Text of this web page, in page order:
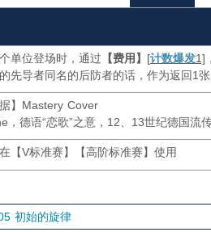
个单位登场时，通过 【费用】 [计数爆发1]
先导者同名的后防者的话，作为返回1张
据】Mastery Cover
，德语“恋歌”之意，12、13世纪德国流
【V标准赛】【高阶标准赛】使用
初始的旋律